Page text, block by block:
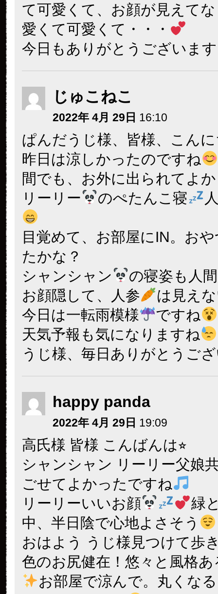
て可愛くて、お顔が見えて
愛くて可愛くて・・・
今日もありがとうございます
じゅこねこ
2022年 4月 29日 16:10
ぱんだうじ様、皆様、こん
昨日は涼しかったのですね
間でも、お外に出られてよ
リーリー
のぺたんこ寝
目覚めて、お部屋にIN。お
たかな？
シャンシャン
の寝姿も人
お顔隠して、人参
は見え
今日は一転雨模様
ですね
天気予報も気になりますね
うじ様、毎日ありがとうご
happy panda
2022年 4月 29日 19:09
高氏様 皆様 こんばんは⭐︎
シャンシャン リーリー父娘
ごせてよかったですね
リーリーいいお顔
緑
中、半日陰で心地よさそう
おはよう うじ様見つけて歩
色のお尻健在！悠々と風格
お部屋で涼んで。丸くな